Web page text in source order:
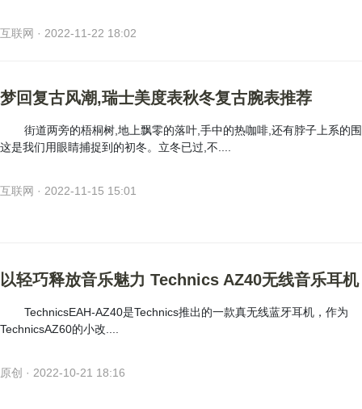
互联网 · 2022-11-22 18:02
梦回复古风潮,瑞士美度表秋冬复古腕表推荐
街道两旁的梧桐树,地上飘零的落叶,手中的热咖啡,还有脖子上系
这是我们用眼睛捕捉到的初冬。立冬已过,不....
互联网 · 2022-11-15 15:01
以轻巧释放音乐魅力 Technics AZ40无线音乐耳机
TechnicsEAH-AZ40是Technics推出的一款真无线蓝牙耳机，作为
TechnicsAZ60的小改....
原创 · 2022-10-21 18:16